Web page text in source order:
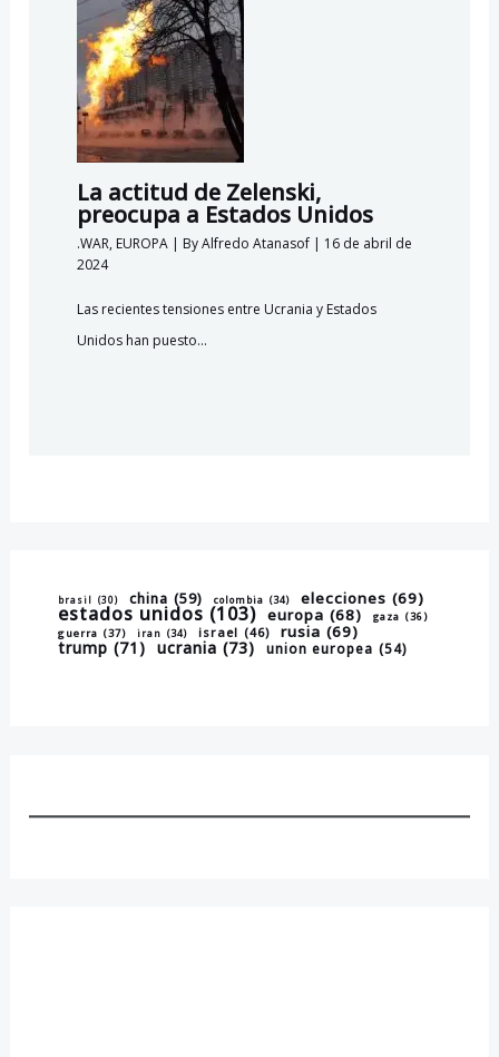
brasil (30) china (59) colombia (34) elecciones (69)
estados unidos (103) europa (68) gaza (36)
guerra (37) iran (34) israel (46) rusia (69)
trump (71) ucrania (73) union europea (54)
La actitud de Zelenski,
preocupa a Estados Unidos
.WAR, EUROPA| ByAlfredo Atanasof | 16 de abril de
2024
Las recientes tensiones entre Ucrania y Estados
Unidos han puesto…